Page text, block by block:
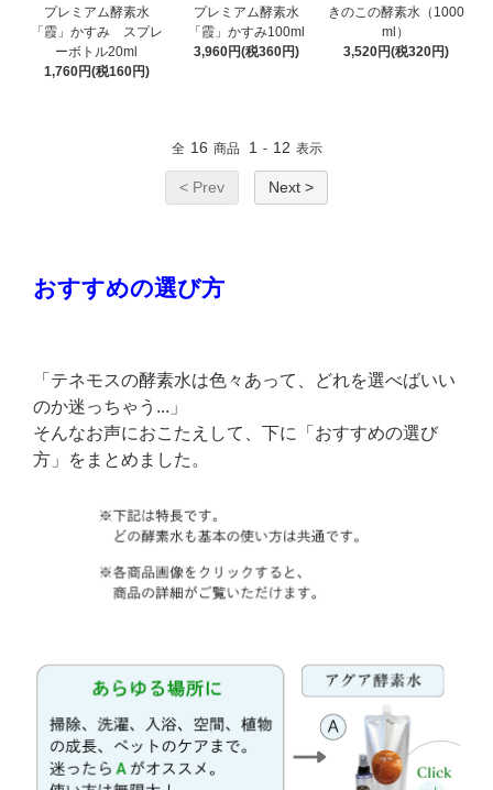
プレミアム酵素水
「霞」かすみ スプレ
ーボトル20ml
1,760円(税160円)
プレミアム酵素水
「霞」かすみ100ml
3,960円(税360円)
きのこの酵素水（1000
ml）
3,520円(税320円)
全 16 商品 1 - 12 表示
< Prev Next >
おすすめの選び方
「テネモスの酵素水は色々あって、どれを選べばいい
のか迷っちゃう...」
そんなお声におこたえして、下に「おすすめの選び
方」をまとめました。